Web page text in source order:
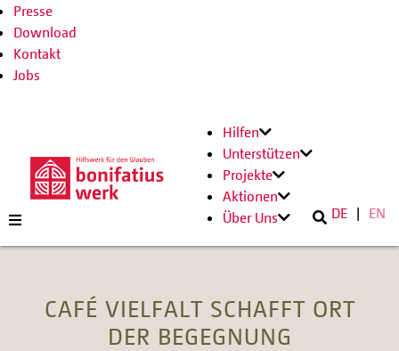
Presse
Download
Kontakt
Jobs
Hilfen
Unterstützen
Projekte
Aktionen
Über Uns
DE EN
CAFÉ VIELFALT SCHAFFT ORT
DER BEGEGNUNG